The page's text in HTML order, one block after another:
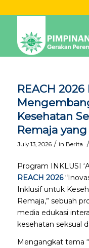
REACH
Kesehatan
Remaja
July 13, 2026 / in Berita /
Program INKLUSI
REACH 2026
Inklusif untuk
Remaja,” sebuah
media edukasi
kesehatan seksual
Mengangkat tema